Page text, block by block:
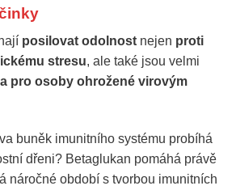
posilovat odolnost nejen proti
stresu, ale také jsou velmi
pro osoby ohrožené virovým
buněk imunitního systému probíhá
dřeni? Betaglukan pomáhá právě
náročné období s tvorbou imunitních